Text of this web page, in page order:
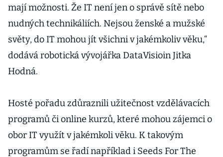
mají možnosti. Že IT není jen o správě sítě nebo
nudných technikáliích. Nejsou ženské a mužské
světy, do IT mohou jít všichni v jakémkoliv věku,“
dodává robotická vývojářka DataVisioin Jitka
Hodná.
Hosté pořadu zdůraznili užitečnost vzdělávacích
programů či online kurzů, které mohou zájemci o
obor IT využít v jakémkoli věku. K takovým
programům se řadí například i Seeds For The